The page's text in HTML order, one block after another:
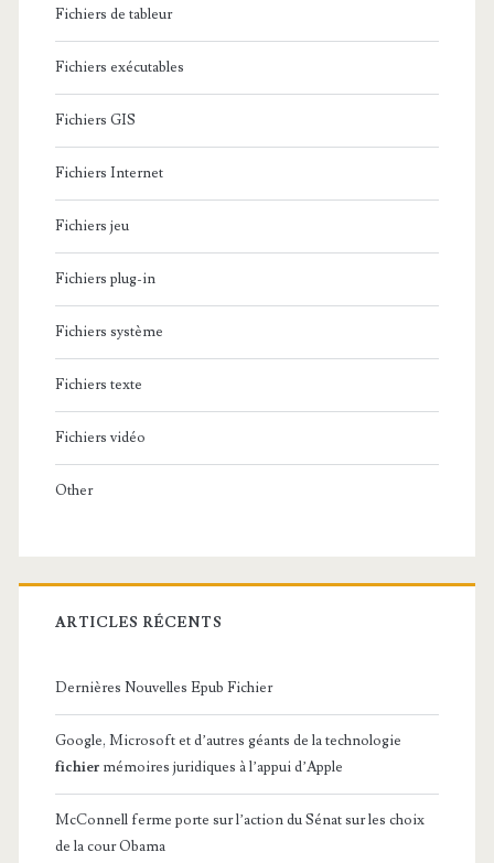
Fichiers de tableur
Fichiers exécutables
Fichiers GIS
Fichiers Internet
Fichiers jeu
Fichiers plug-in
Fichiers système
Fichiers texte
Fichiers vidéo
Other
ARTICLES RÉCENTS
Dernières Nouvelles Epub Fichier
Google, Microsoft et d’autres géants de la technologie
fichier mémoires juridiques à l’appui d’Apple
McConnell ferme porte sur l’action du Sénat sur les choix
de la cour Obama